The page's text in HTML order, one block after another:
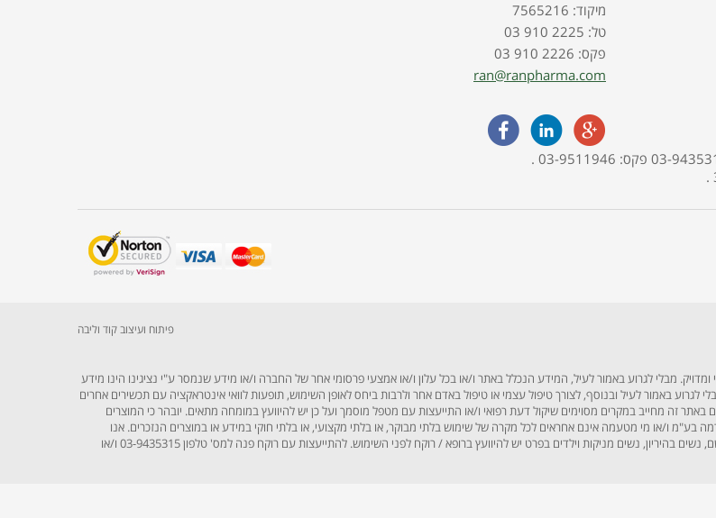
7565216 :מיקוד
03 910 2225 :טל
03 910 2226 :פקס
ran@ranpharma.com
האתר מופעל ע"י בית מרקחת פארמה תמר, אליהו איתן 30, ראשון לציון טלפון :03-9435315 פקס: 03-9511946 .
פיתוח ועיצוב קוד וליבה
מבלי לגרוע באמור לעיל, המידע הנכלל באתר ו/או בכל עלון ו/או אמצעי פרסומי אחר של החברה ו/או מידע שנמסר ע"י נציגינו הינו מידע
לגרוע באמור לעיל ובנוסף, לצורך טיפול עצמי או טיפול באדם אחר ולרבות ביחס לאופן השימוש, תופעות לוואי אינטראקציה עם תכשירים אחרים
זה מחייב במקרים מסוימים שיקול דעת רפואי ו/או התייעצות עם מטפל מוסמך ועל כן יש להיוועץ במומחה מתאים. יובהר כי המוצרים
בע"מ ו/או מי מטעמה אינם אחראים לכל מקרה של שימוש בלתי מבוקר, או בלתי מקצועי, או בלתי חוקי במידע או במוצרים הנזכרים. אנו
ממליצים להיוועץ ברופא / רוקח לפני השימוש בתוספי תזונה בכלל ואנשים הנוטלים תרופות מרשם, נשים בהיריון, נשים מניקות וילדים בפרט יש להיוועץ ברופא / רוקח לפני השימוש. להתייעצות עם רוקח פנה למס' טלפון 03-9435315 ו/או